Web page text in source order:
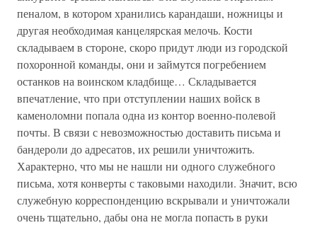
пеналом, в котором хранились карандаши, ножницы и
другая необходимая канцелярская мелочь. Кости
складываем в стороне, скоро придут люди из городской
похоронной команды, они и займутся погребением
останков на воинском кладбище… Складывается
впечатление, что при отступлении наших войск в
каменоломни попала одна из контор военно-полевой
почты. В связи с невозможностью доставить письма и
бандероли до адресатов, их решили уничтожить.
Характерно, что мы не нашли ни одного служебного
письма, хотя конверты с таковыми находили. Значит, всю
служебную корреспонденцию вскрывали и уничтожали
очень тщательно, дабы она не могла попасть в руки